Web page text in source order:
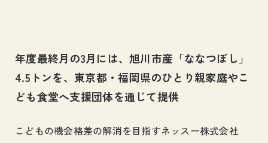
お問い合わせ
Contact
年度最終月の3月には、旭川市産「ななつぼし」
4.5トンを、東京都・福岡県のひとり親家庭やこ
ども食堂へ支援団体を通じて提供
こどもの機会格差の解消を目指すネッスー株式会社